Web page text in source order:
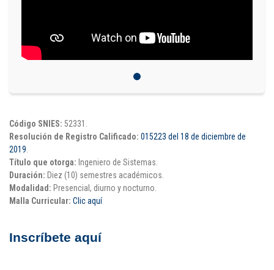
Código SNIES: 52331.
Resolución de Registro Calificado: 015223 del 18 de diciembre de
2019
Título que otorga: Ingeniero de Sistemas.
Duración: Diez (10) semestres académicos.
Modalidad: Presencial, diurno y nocturno.
Malla Curricular: Clic aquí
Inscríbete aquí
Comunícate con nosotros
Campus Estadio: CR 70 # 52-49
Medellín - Colombia - Suramérica